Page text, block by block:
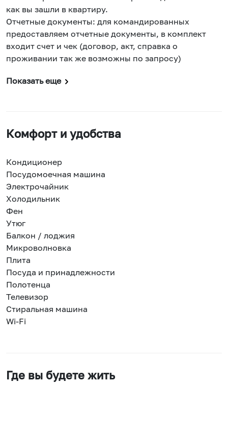
как вы зашли в квартиру.
Отчетные документы: для командированных
предоставляем отчетные документы, в комплект
входит счет и чек (договор, акт, справка о
проживании так же возможны по запросу)
Показать еще
Комфорт и удобства
Кондиционер
Посудомоечная машина
Электрочайник
Холодильник
Фен
Утюг
Балкон / лоджия
Микроволновка
Плита
Посуда и принадлежности
Полотенца
Телевизор
Стиральная машина
Wi-Fi
Где вы будете жить